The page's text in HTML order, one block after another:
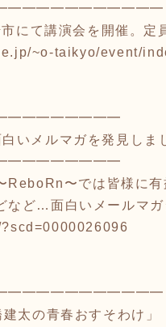
にて講演会を開催。定
~o-taikyo/event/
いメルマガを発見しま
ReboRn〜では皆様に
など…面白いメールマガ
太の青春おすそわけ」